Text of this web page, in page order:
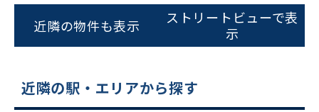
0120-620-213
近隣の物件も表示
ストリートビューで表
示
近隣の駅・エリアから探す